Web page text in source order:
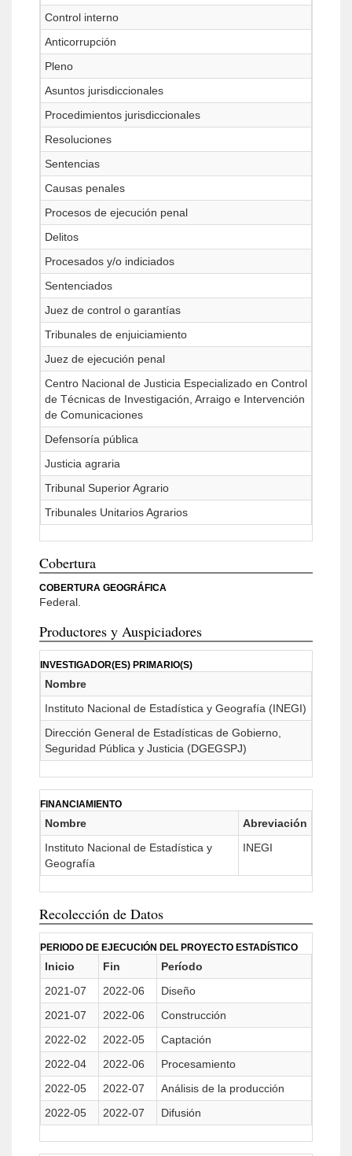
Control interno
Anticorrupción
Pleno
Asuntos jurisdiccionales
Procedimientos jurisdiccionales
Resoluciones
Sentencias
Causas penales
Procesos de ejecución penal
Delitos
Procesados y/o indiciados
Sentenciados
Juez de control o garantías
Tribunales de enjuiciamiento
Juez de ejecución penal
Centro Nacional de Justicia Especializado en Control
de Técnicas de Investigación, Arraigo e Intervención
de Comunicaciones
Defensoría pública
Justicia agraria
Tribunal Superior Agrario
Tribunales Unitarios Agrarios
Cobertura
COBERTURA GEOGRÁFICA
Federal.
Productores y Auspiciadores
INVESTIGADOR(ES) PRIMARIO(S)
Nombre
Instituto Nacional de Estadística y Geografía (INEGI)
Dirección General de Estadísticas de Gobierno,
Seguridad Pública y Justicia (DGEGSPJ)
FINANCIAMIENTO
Nombre
Abreviación
Instituto Nacional de Estadística y
Geografía
INEGI
Recolección de Datos
PERIODO DE EJECUCIÓN DEL PROYECTO ESTADÍSTICO
Inicio Fin
Período
2021-07
2022-06
Diseño
2021-07
2022-06
Construcción
2022-02
2022-05
Captación
2022-04
2022-06
Procesamiento
2022-05
2022-07
Análisis de la producción
2022-05
2022-07 Difusión